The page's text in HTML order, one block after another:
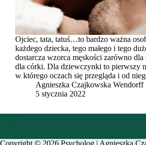
Ojciec, tata, tatuś…to bardzo ważna
każdego dziecka, tego małego i tego
dostarcza wzorca męskości zarówno dla
dla córki. Dla dziewczynki to pierwszy
w którego oczach się przegląda i od
Agnieszka Czajkowska Wendorff
5 stycznia 2022